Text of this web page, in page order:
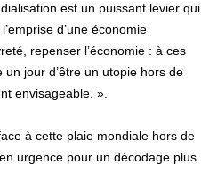
est un puissant levier qui
d’une économie
repenser l’économie : à ces
jour d’être un utopie hors de
envisageable. ».
à cette plaie mondiale hors de
urgence pour un décodage plus